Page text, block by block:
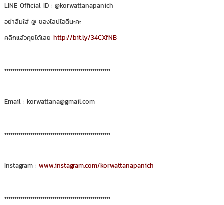
LINE Official ID : @korwattanapanich
อย่าลืมใส่ @ ของไลน์ไอดีนะคะ
คลิกแล้วคุยได้เลยhttp://bit.ly/34CXfNB
•••••••••••••••••••••••••••••••••••••••••••••••••••••
Email : korwattana@gmail.com
•••••••••••••••••••••••••••••••••••••••••••••••••••••
Instagram :www.instagram.com/korwattanapanich
•••••••••••••••••••••••••••••••••••••••••••••••••••••